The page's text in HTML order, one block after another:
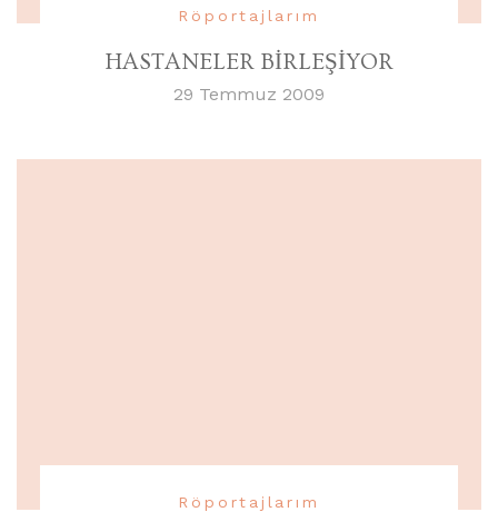
Röportajlarım
HASTANELER BİRLEŞİYOR
29 Temmuz 2009
Röportajlarım